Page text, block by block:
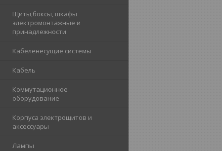
Щиты,боксы, шкафы
электромонтажные и
принадлежности
Кабеленесущие системы
Кабель
Коммутационное
оборудование
Корпуса электрощитов и
аксессуары
Лампы